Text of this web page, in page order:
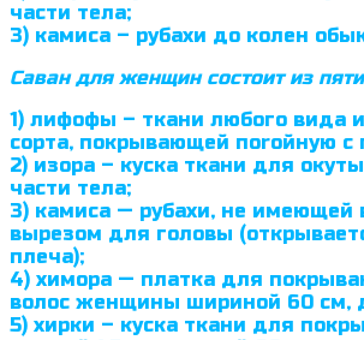
части тела;
3) камиса – рубахи до колен
Саван для женщин состоит из
1) лифофы – ткани любого вида
сорта, покрывающей по­rойную с
2) изора – куска ткани для
части тела;
3) камиса — рубахи, не имеющей
вырезом для головы
плеча);
4) химора — платка для
волос женщины шириной 60 см,
5) хирки – куска ткани для